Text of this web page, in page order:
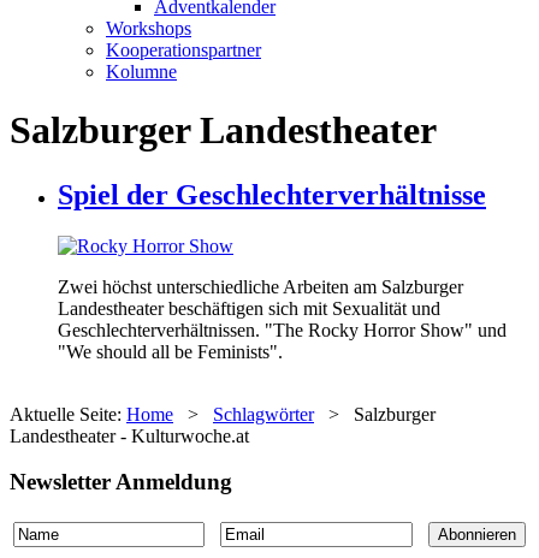
Adventkalender
Workshops
Kooperationspartner
Kolumne
Salzburger Landestheater
Spiel der Geschlechterverhältnisse
Zwei höchst unterschiedliche Arbeiten am Salzburger
Landestheater beschäftigen sich mit Sexualität und
Geschlechterverhältnissen. "The Rocky Horror Show" und
"We should all be Feminists".
Aktuelle Seite: Home > Schlagwörter > Salzburger
Landestheater - Kulturwoche.at
Newsletter Anmeldung